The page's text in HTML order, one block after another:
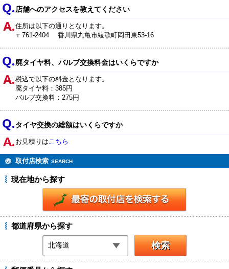
店舗へのアクセスを教えてください
住所は以下の通りとなります。
〒761-2404 香川県丸亀市綾歌町岡田東53-16
廃タイヤ料、バルブ交換料金はいくらですか
税込で以下の料金となります。
廃タイヤ料：385円
バルブ交換料：275円
タイヤ交換の総額はいくらですか
お見積りはこちら
取付店検索 SEARCH
現在地から探す
都道府県から探す